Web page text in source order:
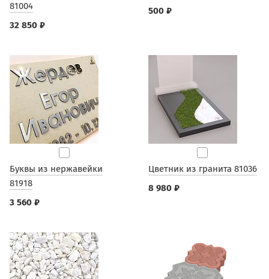
81004
32 850 ₽
500 ₽
Буквы из нержавейки
81918
3 560 ₽
Цветник из гранита 81036
8 980 ₽